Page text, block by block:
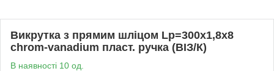
Викрутка з прямим шліцом Lр=300х1,8х8
chrom-vanadium пласт. ручка (ВІЗ/К)
В наявності 10 од.